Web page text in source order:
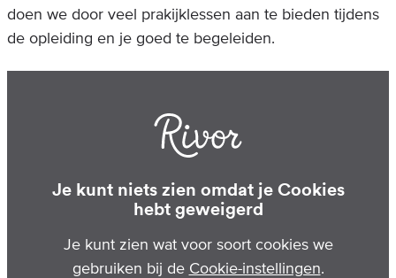
doen we door veel prakijklessen aan te bieden tijdens
de opleiding en je goed te begeleiden.
Je kunt niets zien omdat je Cookies
hebt geweigerd
Je kunt zien wat voor soort cookies we
gebruiken bij de Cookie-instellingen.